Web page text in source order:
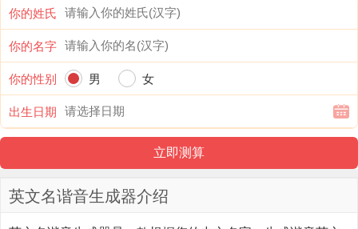
你的姓氏
你的名字
你的性别
男
女
出生日期
英文名谐音生成器介绍